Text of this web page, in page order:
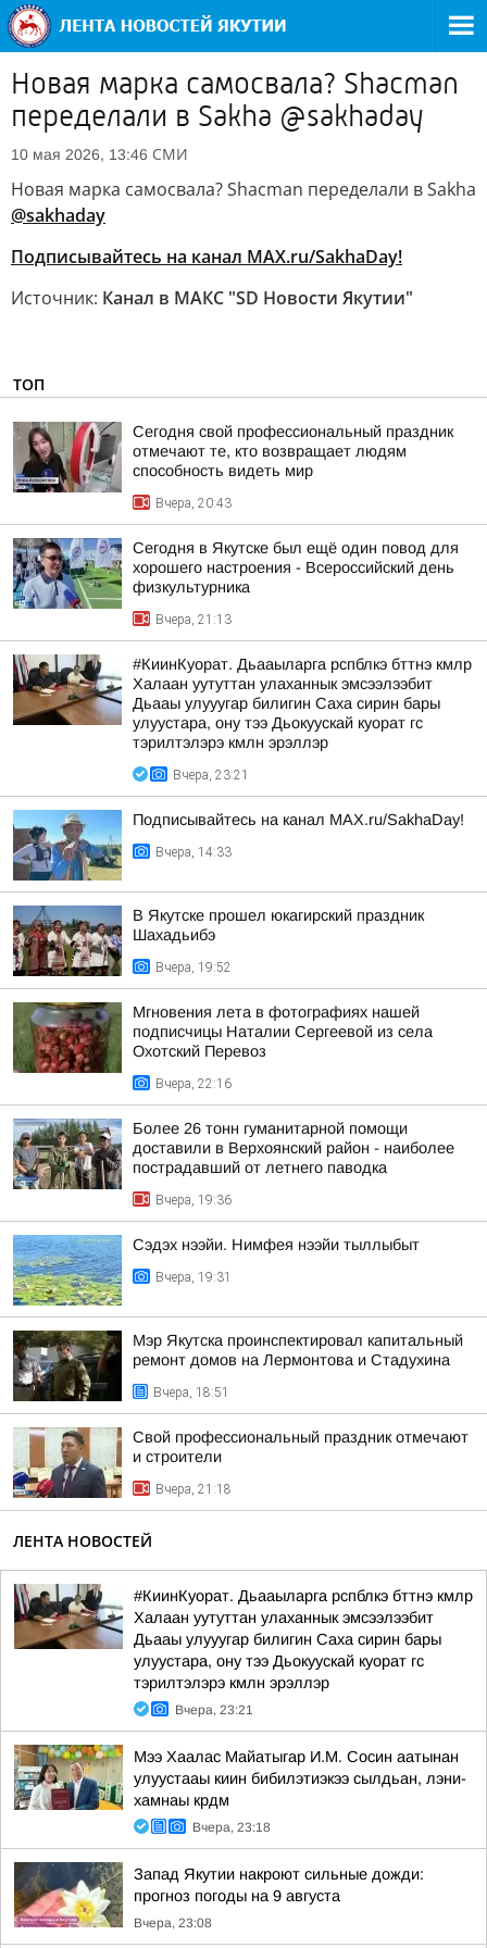
Новая марка самосвала? Shacman
переделали в Sakha @sakhaday
10 мая 2026, 13:46 СМИ
Новая марка самосвала? Shacman переделали в Sakha
@sakhaday
Подписывайтесь на канал MAX.ru/SakhaDay!
Источник: Канал в МАКС "SD Новости Якутии"
ТОП
Сегодня свой профессиональный праздник
отмечают те, кто возвращает людям
способность видеть мир
Вчера, 20:43
Сегодня в Якутске был ещё один повод для
хорошего настроения - Всероссийский день
физкультурника
Вчера, 21:13
#КиинКуорат. Дьааыларга рспблкэ бттнэ кмлр
Халаан уутуттан улаханнык эмсээлээбит
Дьааы улууугар билигин Саха сирин бары
улуустара, ону тээ Дьокуускай куорат гс
тэрилтэлэрэ кмлн эрэллэр
Вчера, 23:21
Подписывайтесь на канал MAX.ru/SakhaDay!
Вчера, 14:33
В Якутске прошел юкагирский праздник
Шахадьибэ
Вчера, 19:52
Мгновения лета в фотографиях нашей
подписчицы Наталии Сергеевой из села
Охотский Перевоз
Вчера, 22:16
Более 26 тонн гуманитарной помощи
доставили в Верхоянский район - наиболее
пострадавший от летнего паводка
Вчера, 19:36
Сэдэх нээйи. Нимфея нээйи тыллыбыт
Вчера, 19:31
Мэр Якутска проинспектировал капитальный
ремонт домов на Лермонтова и Стадухина
Вчера, 18:51
Свой профессиональный праздник отмечают
и строители
Вчера, 21:18
ЛЕНТА НОВОСТЕЙ
#КиинКуорат. Дьааыларга рспблкэ бттнэ кмлр
Халаан уутуттан улаханнык эмсээлээбит
Дьааы улууугар билигин Саха сирин бары
улуустара, ону тээ Дьокуускай куорат гс
тэрилтэлэрэ кмлн эрэллэр
Вчера, 23:21
Мээ Хаалас Майатыгар И.М. Сосин аатынан
улуустааы киин бибилэтиэкээ сылдьан, лэни-
хамнаы крдм
Вчера, 23:18
Запад Якутии накроют сильные дожди:
прогноз погоды на 9 августа
Вчера, 23:08